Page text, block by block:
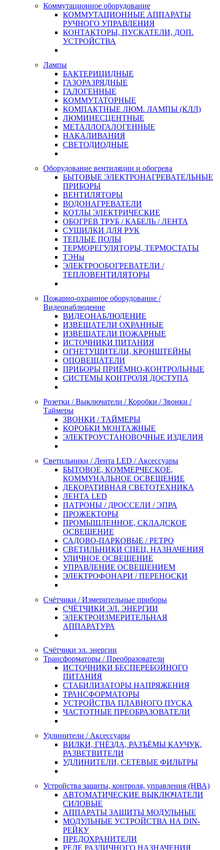
Коммутационное оборудование
КОММУТАЦИОННЫЕ АППАРАТЫ
РУЧНОГО УПРАВЛЕНИЯ
КОНТАКТОРЫ, ПУСКАТЕЛИ, ДОП.
УСТРОЙСТВА
Лампы
БАКТЕРИЦИДНЫЕ
ГАЗОРАЗРЯДНЫЕ
ГАЛОГЕННЫЕ
КОММУТАТОРНЫЕ
КОМПАКТНЫЕ ЛЮМ. ЛАМПЫ (КЛЛ)
ЛЮМИНЕСЦЕНТНЫЕ
МЕТАЛЛОГАЛОГЕННЫЕ
НАКАЛИВАНИЯ
СВЕТОДИОДНЫЕ
Оборудование вентиляции и обогрева
БЫТОВЫЕ ЭЛЕКТРОНАГРЕВАТЕЛЬНЫЕ
ПРИБОРЫ
ВЕНТИЛЯТОРЫ
ВОДОНАГРЕВАТЕЛИ
КОТЛЫ ЭЛЕКТРИЧЕСКИЕ
ОБОГРЕВ ТРУБ / КАБЕЛЬ / ЛЕНТА
СУШИЛКИ ДЛЯ РУК
ТЕПЛЫЕ ПОЛЫ
ТЕРМОРЕГУЛЯТОРЫ, ТЕРМОСТАТЫ
ТЭНы
ЭЛЕКТРООБОГРЕВАТЕЛИ /
ТЕПЛОВЕНТИЛЯТОРЫ
Пожарно-охранное оборудование /
Видеонаблюдение
ВИДЕОНАБЛЮДЕНИЕ
ИЗВЕЩАТЕЛИ ОХРАННЫЕ
ИЗВЕЩАТЕЛИ ПОЖАРНЫЕ
ИСТОЧНИКИ ПИТАНИЯ
ОГНЕТУШИТЕЛИ, КРОНШТЕЙНЫ
ОПОВЕЩАТЕЛИ
ПРИБОРЫ ПРИЁМНО-КОНТРОЛЬНЫЕ
СИСТЕМЫ КОНТРОЛЯ ДОСТУПА
Розетки / Выключатели / Коробки / Звонки /
Таймеры
ЗВОНКИ / ТАЙМЕРЫ
КОРОБКИ МОНТАЖНЫЕ
ЭЛЕКТРОУСТАНОВОЧНЫЕ ИЗДЕЛИЯ
Светильники / Лента LED / Аксессуары
БЫТОВОЕ, КОММЕРЧЕСКОЕ,
КОММУНАЛЬНОЕ ОСВЕЩЕНИЕ
ДЕКОРАТИВНАЯ СВЕТОТЕХНИКА
ЛЕНТА LED
ПАТРОНЫ / ДРОССЕЛИ / ЭПРА
ПРОЖЕКТОРЫ
ПРОМЫШЛЕННОЕ, СКЛАДСКОЕ
ОСВЕЩЕНИЕ
САДОВО-ПАРКОВЫЕ / РЕТРО
СВЕТИЛЬНИКИ СПЕЦ. НАЗНАЧЕНИЯ
УЛИЧНОЕ ОСВЕЩЕНИЕ
УПРАВЛЕНИЕ ОСВЕЩЕНИЕМ
ЭЛЕКТРОФОНАРИ / ПЕРЕНОСКИ
Счётчики / Измерительные приборы
СЧЁТЧИКИ ЭЛ. ЭНЕРГИИ
ЭЛЕКТРОИЗМЕРИТЕЛЬНАЯ
АППАРАТУРА
Счётчики эл. энергии
Трансформаторы / Преобразователи
ИСТОЧНИКИ БЕСПЕРЕБОЙНОГО
ПИТАНИЯ
СТАБИЛИЗАТОРЫ НАПРЯЖЕНИЯ
ТРАНСФОРМАТОРЫ
УСТРОЙСТВА ПЛАВНОГО ПУСКА
ЧАСТОТНЫЕ ПРЕОБРАЗОВАТЕЛИ
Удлинители / Аксессуары
ВИЛКИ, ГНЁЗДА, РАЗЪЁМЫ КАУЧУК,
РАЗВЕТВИТЕЛИ
УДЛИНИТЕЛИ, СЕТЕВЫЕ ФИЛЬТРЫ
Устройства защиты, контроля, управления (НВА)
АВТОМАТИЧЕСКИЕ ВЫКЛЮЧАТЕЛИ
СИЛОВЫЕ
АППАРАТЫ ЗАЩИТЫ МОДУЛЬНЫЕ
МОДУЛЬНЫЕ УСТРОЙСТВА НА DIN-
РЕЙКУ
ПРЕДОХРАНИТЕЛИ
РЕЛЕ РАЗЛИЧНОГО НАЗНАЧЕНИЯ